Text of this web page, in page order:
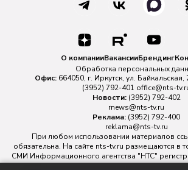
О компанииВакансииБрендинг
Обработка персональных
Офис: 664050, г. Иркутск, ул.
(3952) 792-401 office@nts-
Новости: (3952) 792-402
rnews@nts-tv.ru
Реклама: (3952) 792-400
reklama@nts-tv.ru
При любом использовании материалов
обязательна. На сайте nts-tv.ru размещаются в
СМИ Информационного агентства "НТС"
№ ФС 77 - 88763 зарегистрировано